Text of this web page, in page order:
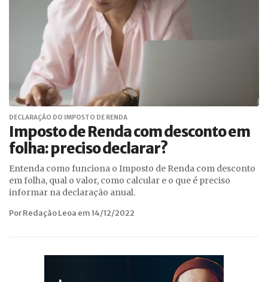
DECLARAÇÃO DO IMPOSTO DE RENDA
Imposto de Renda com desconto em
folha: preciso declarar?
Entenda como funciona o Imposto de Renda com desconto
em folha, qual o valor, como calcular e o que é preciso
informar na declaração anual.
Por Redação Leoa em 14/12/2022